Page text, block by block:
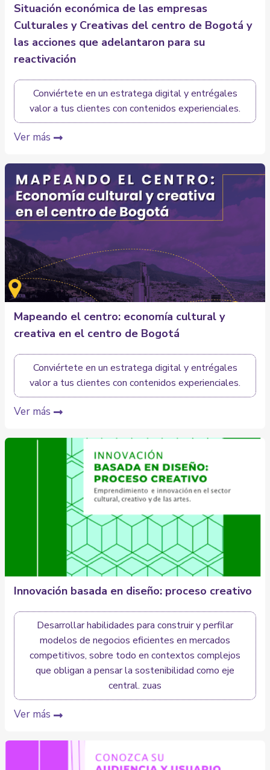
Situación económica de las empresas
Culturales y Creativas del centro de Bogotá y
las acciones que adelantaron para su
reactivación
Conviértete en un estratega digital y entrégales
valor a tus clientes con contenidos experienciales.
Ver más
Mapeando el centro: economía cultural y
creativa en el centro de Bogotá
Conviértete en un estratega digital y entrégales
valor a tus clientes con contenidos experienciales.
Ver más
Innovación basada en diseño: proceso creativo
Desarrollar habilidades para construir y perfilar
modelos de negocios eficientes en mercados
competitivos, sobre todo en contextos complejos
que obligan a pensar la sostenibilidad como eje
central. zuas
Ver más